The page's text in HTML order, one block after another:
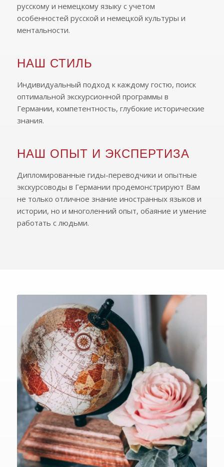
русскому и немецкому языку с учетом
особенностей русской и немецкой культуры и
ментальности.
НАШ СТИЛЬ
Индивидуальный подход к каждому гостю, поиск
оптимальной экскурсионной программы в
Германии, компетентность, глубокие исторические
знания.
НАШ ОПЫТ И ЭКСПЕРТИЗА
Дипломированные гиды-переводчики и опытные
экскурсоводы в Германии продемонстрируют Вам
не только отличное знание иностранных языков и
истории, но и многоленний опыт, обаяние и умение
работать с людьми.